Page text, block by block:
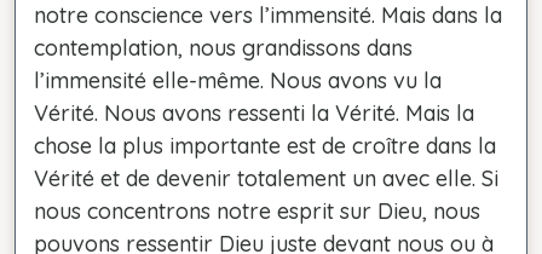
notre conscience vers l’immensité. Mais dans la
contemplation, nous grandissons dans
l’immensité elle-même. Nous avons vu la
Vérité. Nous avons ressenti la Vérité. Mais la
chose la plus importante est de croître dans la
Vérité et de devenir totalement un avec elle. Si
nous concentrons notre esprit sur Dieu, nous
pouvons ressentir Dieu juste devant nous ou à